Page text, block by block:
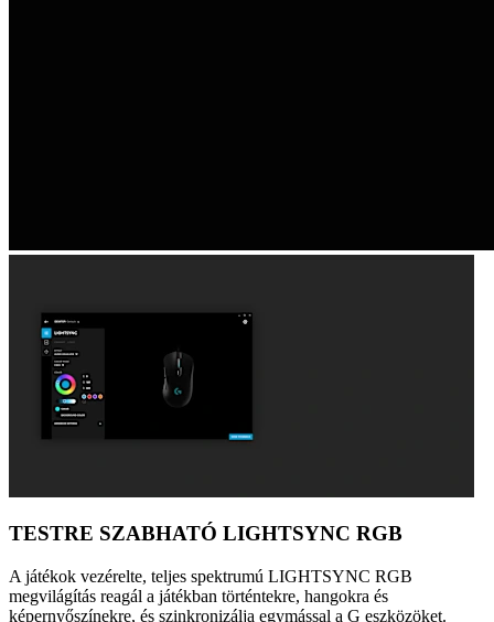
TESTRE SZABHATÓ LIGHTSYNC RGB
A játékok vezérelte, teljes spektrumú LIGHTSYNC RGB
megvilágítás reagál a játékban történtekre, hangokra és
képernyőszínekre, és szinkronizálja egymással a G eszközöket.